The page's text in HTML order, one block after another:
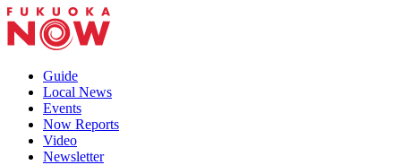
Guide
Local News
Events
Now Reports
Video
Newsletter